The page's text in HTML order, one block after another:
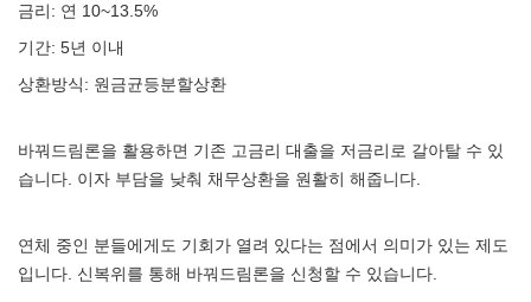
금리: 연 10~13.5%
기간: 5년 이내
상환방식: 원금균등분할상환
바꿔드림론을 활용하면 기존 고금리 대출을 저금리로 갈아탈 수 있
습니다. 이자 부담을 낮춰 채무상환을 원활히 해줍니다.
연체 중인 분들에게도 기회가 열려 있다는 점에서 의미가 있는 제도
입니다. 신복위를 통해 바꿔드림론을 신청할 수 있습니다.